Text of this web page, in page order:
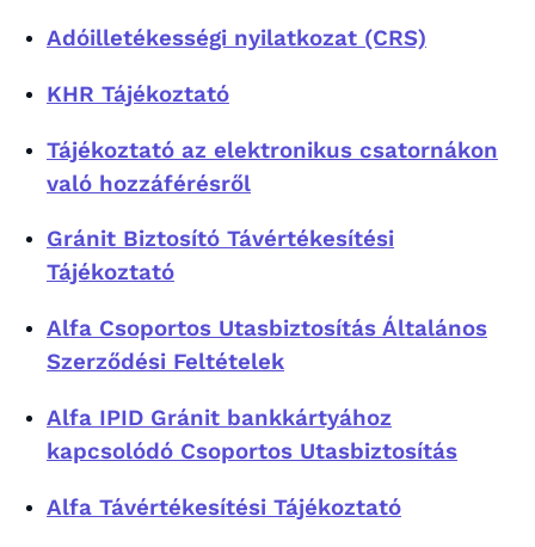
Adóilletékességi nyilatkozat (CRS)
KHR Tájékoztató
Tájékoztató az elektronikus csatornákon
való hozzáférésről
Gránit Biztosító Távértékesítési
Tájékoztató
Alfa Csoportos Utasbiztosítás Általános
Szerződési Feltételek
Alfa IPID Gránit bankkártyához
kapcsolódó Csoportos Utasbiztosítás
Alfa Távértékesítési Tájékoztató